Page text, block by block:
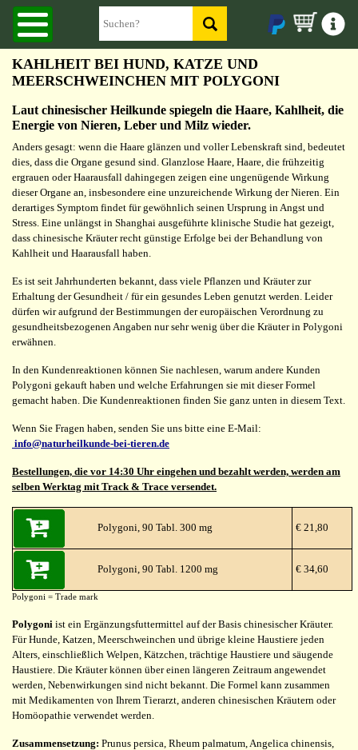
KAHLHEIT BEI HUND, KATZE UND
MEERSCHWEINCHEN MIT POLYGONI
Laut chinesischer Heilkunde spiegeln die Haare, Kahlheit, die
Energie von Nieren, Leber und Milz wieder.
Anders gesagt: wenn die Haare glänzen und voller Lebenskraft sind, bedeutet
dies, dass die Organe gesund sind. Glanzlose Haare, Haare, die frühzeitig
ergrauen oder Haarausfall dahingegen zeigen eine ungenügende Wirkung
dieser Organe an, insbesondere eine unzureichende Wirkung der Nieren. Ein
derartiges Symptom findet für gewöhnlich seinen Ursprung in Angst und
Stress. Eine unlängst in Shanghai ausgeführte klinische Studie hat gezeigt,
dass chinesische Kräuter recht günstige Erfolge bei der Behandlung von
Kahlheit und Haarausfall haben.
Es ist seit Jahrhunderten bekannt, dass viele Pflanzen und Kräuter zur
Erhaltung der Gesundheit / für ein gesundes Leben genutzt werden. Leider
dürfen wir aufgrund der Bestimmungen der europäischen Verordnung zu
gesundheitsbezogenen Angaben nur sehr wenig über die Kräuter in Polygoni
erwähnen.
In den Kundenreaktionen können Sie nachlesen, warum andere Kunden
Polygoni gekauft haben und welche Erfahrungen sie mit dieser Formel
gemacht haben. Die Kundenreaktionen finden Sie ganz unten in diesem Text.
Wenn Sie Fragen haben, senden Sie uns bitte eine E-Mail:
info@naturheilkunde-bei-tieren.de
Bestellungen, die vor 14:30 Uhr eingehen und bezahlt werden, werden am
selben Werktag mit Track & Trace versendet.
Polygoni, 90 Tabl. 300 mg € 21,80
Polygoni, 90 Tabl. 1200 mg € 34,60
Polygoni = Trade mark
Polygoni ist ein Ergänzungsfuttermittel auf der Basis chinesischer Kräuter.
Für Hunde, Katzen, Meerschweinchen und übrige kleine Haustiere jeden
Alters, einschließlich Welpen, Kätzchen, trächtige Haustiere und säugende
Haustiere. Die Kräuter können über einen längeren Zeitraum angewendet
werden, Nebenwirkungen sind nicht bekannt. Die Formel kann zusammen
mit Medikamenten von Ihrem Tierarzt, anderen chinesischen Kräutern oder
Homöopathie verwendet werden.
Zusammensetzung: Prunus persica, Rheum palmatum, Angelica chinensis,